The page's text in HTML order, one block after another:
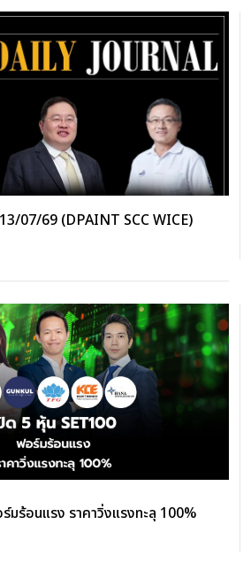
07/69 (DPAINT SCC WICE)
มร้อนแรง ราคาวิ่งแรงทะลุ 100%